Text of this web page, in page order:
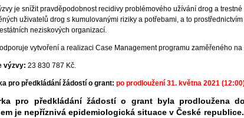
je snížit pravděpodobnost recidivy problémového užívání drog a
uživatelů drog s kumulovanými riziky a potřebami, a to
neziskových organizací.
vytvoření a realizaci Case Management programu zaměřeného
výzvy: 23 830 787 Kč.
pro předkládání žádostí o grant: po prodloužení 31. května 2021
pro předkládání žádostí o grant byla prodloužena
je nepříznivá epidemiologická situace v České